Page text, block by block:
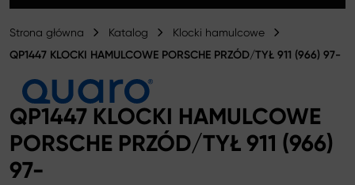
Strona główna Katalog Klocki hamulcowe
QP1447 KLOCKI HAMULCOWE PORSCHE PRZÓD/TYŁ 911 (966) 97-
QP1447 KLOCKI HAMULCOWE
PORSCHE PRZÓD/TYŁ 911 (966)
97-